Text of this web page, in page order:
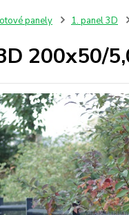
panely 1. panel 3D
200x50/